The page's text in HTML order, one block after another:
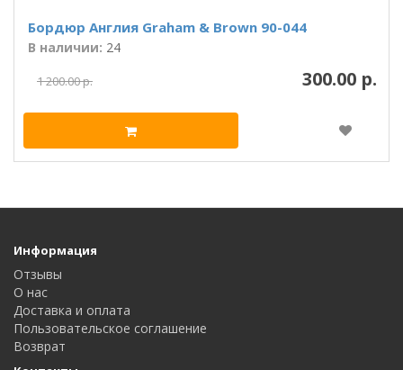
Бордюр Англия Graham & Brown 90-044
В наличии: 24
300.00 р.
1 200.00 р.
Информация
Отзывы
О нас
Доставка и оплата
Пользовательское соглашение
Возврат